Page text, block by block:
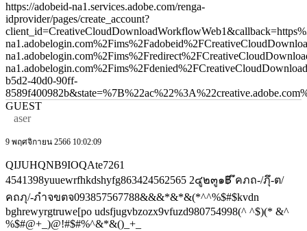
https://adobeid-na1.services.adobe.com/renga-
idprovider/pages/create_account?
b5d2-40d0-90ff-
GUEST
aser
9 พฤศจิกายน 2566 10:02:09
QIJUHQNB9IOQAte7261
4541398yuuewrfhkdshyfg863424562565 2๔ู๒๓ู๑฿ ึคภถ-/ภุึ-ต/
คถภุ/-ภำจขตจ093857567788&&&*&*&(*^^%$#$kvdn
bghrewyrgtruwe[po udsfjugvbzozx9vfuzd980754998(^ ^$)(* &^
%$#@+_)@!#$#%^&*&()_+_